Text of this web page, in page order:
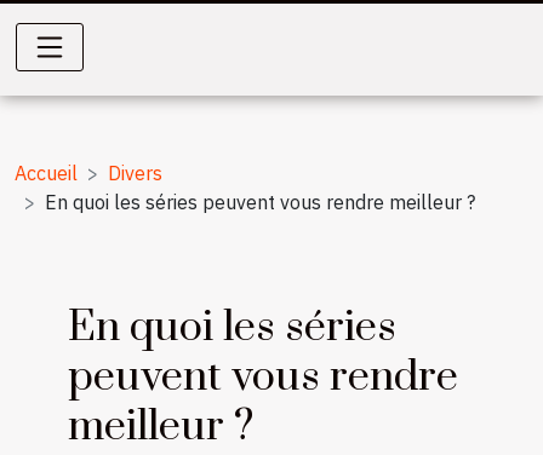
Accueil
Divers
En quoi les séries peuvent vous rendre meilleur ?
En quoi les séries
peuvent vous rendre
meilleur ?